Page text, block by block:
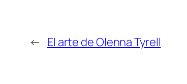
← El arte de Olenna Tyrell